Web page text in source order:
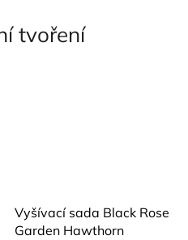
tvoření
Vyšívací sada Black Rose
Garden Hawthorn